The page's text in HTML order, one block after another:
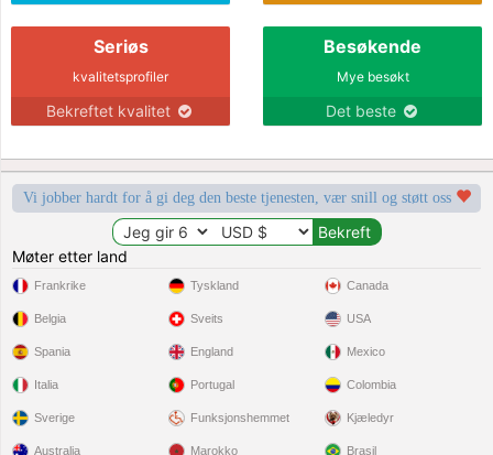
Seriøs
kvalitetsprofiler
Bekreftet kvalitet
Besøkende
Mye besøkt
Det beste
Vi jobber hardt for å gi deg den beste tjenesten, vær snill og støtt oss
Møter etter land
Frankrike
Belgia
Spania
Italia
Sverige
Tyskland
Sveits
England
Portugal
Funksjonshemmet
Canada
USA
Mexico
Colombia
Kjæledyr
Australia Marokko Brasil